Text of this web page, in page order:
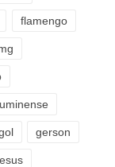
flamengo
gerson